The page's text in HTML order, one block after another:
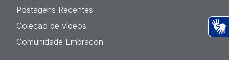
Postagens Recentes
Coleção de vídeos
Comunidade Embracon